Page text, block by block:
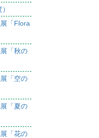
「Flora
「秋の
「空の
「夏の
「花の